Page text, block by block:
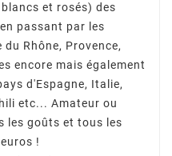
et rosés) des
passant par les
Rhône, Provence,
encore mais également
d'Espagne, Italie,
etc... Amateur ou
les goûts et tous les
!